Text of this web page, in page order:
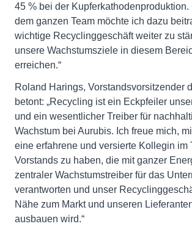
45 % bei der Kupferkathodenproduktion.
dem ganzen Team möchte ich dazu
wichtige Recyclinggeschäft weiter zu
unsere Wachstumsziele in diesem
erreichen.“
Roland Harings, Vorstandsvorsitzender
betont: „Recycling ist ein Eckpfeiler
und ein wesentlicher Treiber für
Wachstum bei Aurubis. Ich freue mich,
eine erfahrene und versierte Kollegin im
Vorstands zu haben, die mit ganzer
zentraler Wachstumstreiber für das
verantworten und unser
Nähe zum Markt und unseren
ausbauen wird.“